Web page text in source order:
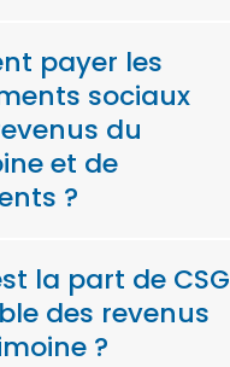
payer les
sociaux
du
et de
?
la part de CSG
des revenus
?